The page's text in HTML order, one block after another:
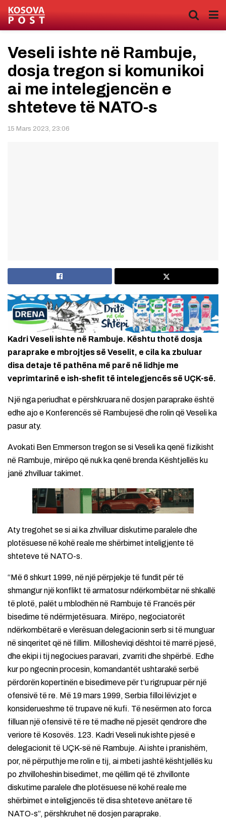
Veseli ishte në Rambuje,
dosja tregon si komunikoi
ai me intelegjencën e
shteteve të NATO-s
15 Mars 2023, 23:06
Kadri Veseli ishte në Rambuje. Kështu thotë dosja
paraprake e mbrojtjes së Veselit, e cila ka zbuluar
disa detaje të pathëna më parë në lidhje me
veprimtarinë e ish-shefit të intelegjencës së UÇK-së.
Një nga periudhat e përshkruara në dosjen paraprake është
edhe ajo e Konferencës së Rambujesë dhe rolin që Veseli ka
pasur aty.
Avokati Ben Emmerson tregon se si Veseli ka qenë fizikisht
në Rambuje, mirëpo që nuk ka qenë brenda Kështjellës ku
janë zhvilluar takimet.
Aty tregohet se si ai ka zhvilluar diskutime paralele dhe
plotësuese në kohë reale me shërbimet inteligjente të
shteteve të NATO-s.
“Më 6 shkurt 1999, në një përpjekje të fundit për të
shmangur një konflikt të armatosur ndërkombëtar në shkallë
të plotë, palët u mblodhën në Rambuje të Francës për
bisedime të ndërmjetësuara. Mirëpo, negociatorët
ndërkombëtarë e vlerësuan delegacionin serb si të munguar
në sinqeritet që në fillim. Millosheviqi dështoi të marrë pjesë,
dhe ekipi i tij negociues paravari, zvarriti dhe shpërbë. Edhe
kur po ngecnin procesin, komandantët ushtarakë serbë
përdorën kopertinën e bisedimeve për t’u rigrupuar për një
ofensivë të re. Më 19 mars 1999, Serbia filloi lëvizjet e
konsiderueshme të trupave në kufi. Të nesërmen ato forca
filluan një ofensivë të re të madhe në pjesët qendrore dhe
veriore të Kosovës. 123. Kadri Veseli nuk ishte pjesë e
delegacionit të UÇK-së në Rambuje. Ai ishte i pranishëm,
por, në përputhje me rolin e tij, ai mbeti jashtë kështjellës ku
po zhvilloheshin bisedimet, me qëllim që të zhvillonte
diskutime paralele dhe plotësuese në kohë reale me
shërbimet e inteligjencës të disa shteteve anëtare të
NATO-s”, përshkruhet në dosjen paraprake.